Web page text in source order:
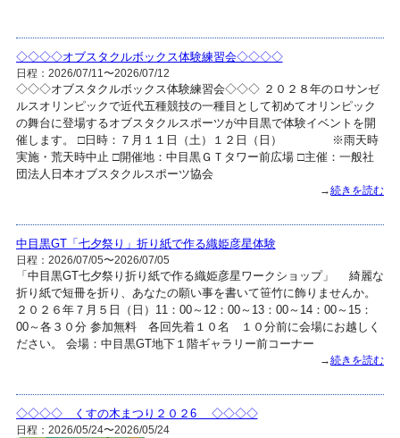
◇◇◇◇オブスタクルボックス体験練習会◇◇◇◇
日程：2026/07/11〜2026/07/12
◇◇◇オブスタクルボックス体験練習会◇◇◇ ２０２８年のロサンゼ
ルスオリンピックで近代五種競技の一種目として初めてオリンピック
の舞台に登場するオブスタクルスポーツが中目黒で体験イベントを開
催します。 □日時：７月１１日（土）１２日（日） ※雨天時
実施・荒天時中止 □開催地：中目黒ＧＴタワー前広場 □主催：一般社
団法人日本オブスタクルスポーツ協会
→続きを読む
中目黒GT「七夕祭り」折り紙で作る織姫彦星体験
日程：2026/07/05〜2026/07/05
「中目黒GT七夕祭り折り紙で作る織姫彦星ワークショップ」 綺麗な
折り紙で短冊を折り、あなたの願い事を書いて笹竹に飾りませんか。
２０２６年７月５日（日）11：00～12：00～13：00～14：00～15：
00～各３０分 参加無料 各回先着１０名 １０分前に会場にお越しく
ださい。 会場：中目黒GT地下１階ギャラリー前コーナー
→続きを読む
◇◇◇◇ くすの木まつり２０２6 ◇◇◇◇
日程：2026/05/24〜2026/05/24